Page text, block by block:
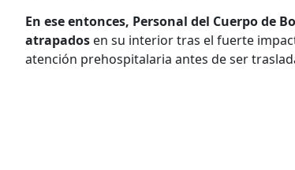
En ese entonces, Personal del Cuerpo de
atrapados en su interior tras el fuerte
atención prehospitalaria antes de ser